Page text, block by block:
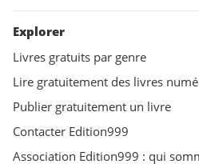
Explorer
Livres gratuits par genre
Lire gratuitement des livres
Publier gratuitement un livre
Contacter Edition999
Association Edition999 : qui